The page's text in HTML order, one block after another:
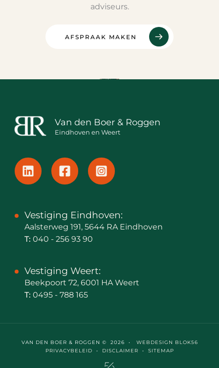
adviseurs.
AFSPRAAK MAKEN
Van den Boer & Roggen
Eindhoven en Weert
Vestiging Eindhoven:
Aalsterweg 191, 5644 RA Eindhoven
T: 040 - 256 93 90
Vestiging Weert:
Beekpoort 72, 6001 HA Weert
T: 0495 - 788 165
VAN DEN BOER & ROGGEN © 2026 •
WEBDESIGN BLOK56
PRIVACYBELEID • DISCLAIMER • SITEMAP